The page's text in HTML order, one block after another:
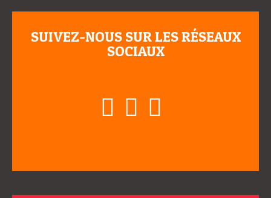
SUIVEZ-NOUS SUR LES RÉSEAUX
SOCIAUX